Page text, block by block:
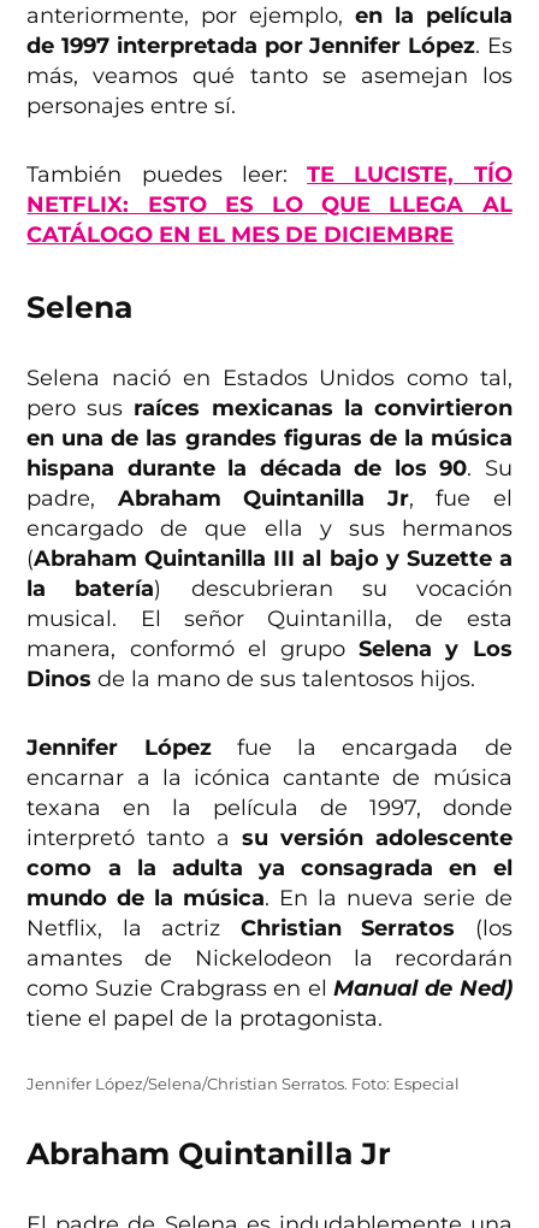
anteriormente, por ejemplo, en la película
de 1997 interpretada por Jennifer López. Es
más, veamos qué tanto se asemejan los
personajes entre sí.
También puedes leer:TE LUCISTE, TÍO
NETFLIX: ESTO ES LO QUE LLEGA AL
CATÁLOGO EN EL MES DE DICIEMBRE
Selena
Selena nació en Estados Unidos como tal,
pero sus raíces mexicanas la convirtieron
en una de las grandes figuras de la música
hispana durante la década de los 90. Su
padre, Abraham Quintanilla Jr, fue el
encargado de que ella y sus hermanos
(Abraham Quintanilla III al bajo y Suzette a
la batería) descubrieran su vocación
musical. El señor Quintanilla, de esta
manera, conformó el grupo Selena y Los
Dinos de la mano de sus talentosos hijos.
Jennifer Lópezfue la encargada de
encarnar a la icónica cantante de música
texana en la película de 1997, donde
interpretó tanto a su versión adolescente
como a la adulta ya consagrada en el
mundo de la música. En la nueva serie de
Netflix, la actriz Christian Serratos (los
amantes de Nickelodeon la recordarán
como Suzie Crabgrass en elManual de Ned)
tiene el papel de la protagonista.
Jennifer López/Selena/Christian Serratos. Foto: Especial
Abraham Quintanilla Jr